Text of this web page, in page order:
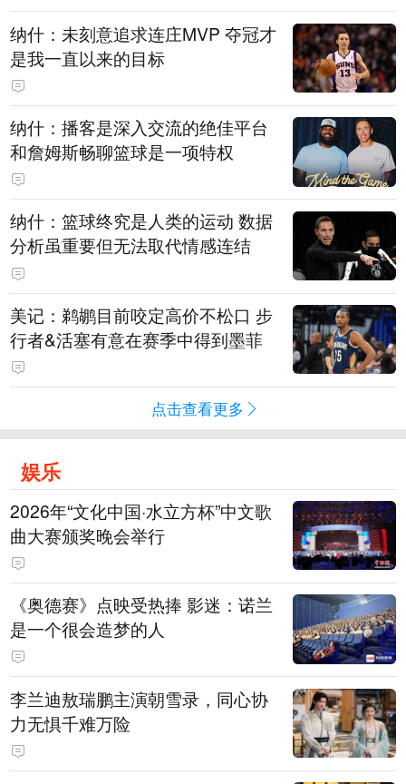
纳什：未刻意追求连庄MVP 夺冠才
是我一直以来的目标
纳什：播客是深入交流的绝佳平台
和詹姆斯畅聊篮球是一项特权
纳什：篮球终究是人类的运动 数据
分析虽重要但无法取代情感连结
美记：鹈鹕目前咬定高价不松口 步
行者&活塞有意在赛季中得到墨菲
点击查看更多
娱乐
2026年“文化中国·水立方杯”中文歌
曲大赛颁奖晚会举行
《奥德赛》点映受热捧 影迷：诺兰
是一个很会造梦的人
李兰迪敖瑞鹏主演朝雪录，同心协
力无惧千难万险